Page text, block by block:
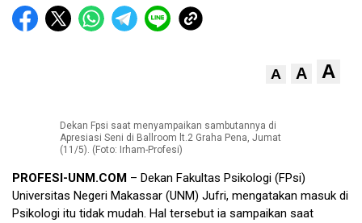
A A A
Dekan Fpsi saat menyampaikan sambutannya di
Apresiasi Seni di Ballroom lt.2 Graha Pena, Jumat
(11/5). (Foto: Irham-Profesi)
PROFESI-UNM.COM – Dekan Fakultas Psikologi (FPsi)
Universitas Negeri Makassar (UNM) Jufri, mengatakan masuk di
Psikologi itu tidak mudah. Hal tersebut ia sampaikan saat